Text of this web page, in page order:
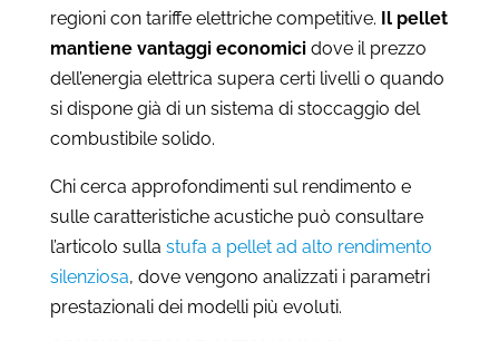
regioni con tariffe elettriche competitive. Il pellet
mantiene vantaggi economicidove il prezzo
dell’energia elettrica supera certi livelli o quando
si dispone già di un sistema di stoccaggio del
combustibile solido.
Chi cerca approfondimenti sul rendimento e
sulle caratteristiche acustiche può consultare
l’articolo sulla stufa a pellet ad alto rendimento
silenziosa, dove vengono analizzati i parametri
prestazionali dei modelli più evoluti.